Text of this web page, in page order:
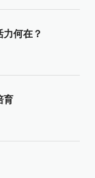
力何在？
育